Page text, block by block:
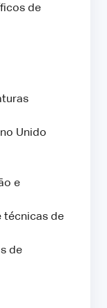
de
Unido
e
técnicas de
de